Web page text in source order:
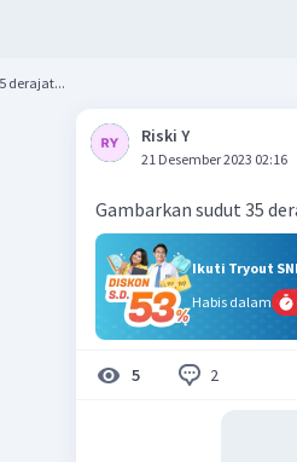
derajat...
Riski Y
21 Desember 2023 02:16
Gambarkan sudut 35
Ikuti Tryout
Habis dalam
5 2